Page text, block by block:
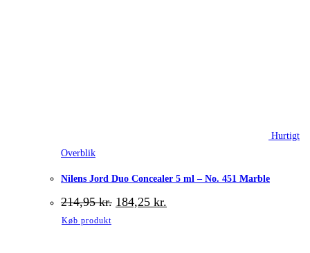
Hurtigt
Overblik
Nilens Jord Duo Concealer 5 ml – No. 451 Marble
214,95kr. Den
oprindelige
184,25 kr.
aktuelle
Køb produkt